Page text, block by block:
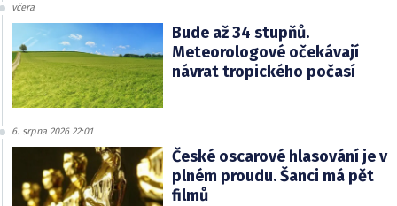
včera
Bude až 34 stupňů.
Meteorologové očekávají
návrat tropického počasí
6. srpna 2026 22:01
České oscarové hlasování je v
plném proudu. Šanci má pět
filmů